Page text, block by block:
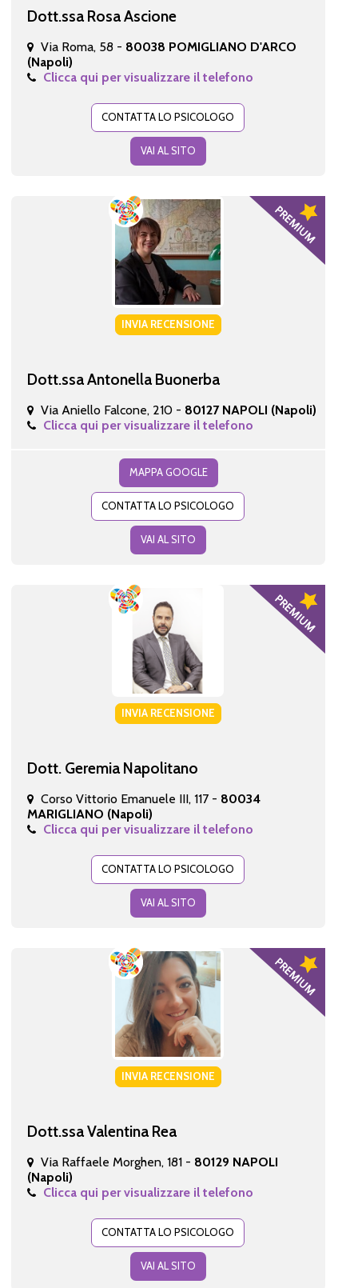
Dott.ssa Rosa Ascione
Via Roma, 58 - 80038 POMIGLIANO D'ARCO
(Napoli)
Clicca qui per visualizzare il telefono
CONTATTA LO PSICOLOGO
VAI AL SITO
INVIA RECENSIONE
Dott.ssa Antonella Buonerba
Via Aniello Falcone, 210 - 80127 NAPOLI (Napoli)
Clicca qui per visualizzare il telefono
MAPPA GOOGLE
CONTATTA LO PSICOLOGO
VAI AL SITO
INVIA RECENSIONE
Dott. Geremia Napolitano
Corso Vittorio Emanuele III, 117 - 80034
MARIGLIANO (Napoli)
Clicca qui per visualizzare il telefono
CONTATTA LO PSICOLOGO
VAI AL SITO
INVIA RECENSIONE
Dott.ssa Valentina Rea
Via Raffaele Morghen, 181 - 80129 NAPOLI
(Napoli)
Clicca qui per visualizzare il telefono
CONTATTA LO PSICOLOGO
VAI AL SITO